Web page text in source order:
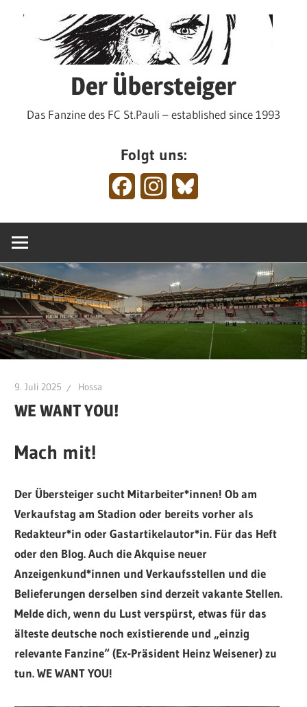
Der Übersteiger
Das Fanzine des FC St.Pauli – established since 1993
Folgt uns:
FacebookInstagram
9. Juli 2025 Hossa
WE WANT YOU!
Mach mit!
Der Übersteiger sucht Mitarbeiter*innen! Ob am
Verkaufstag am Stadion oder bereits vorher als
Redakteur*in oder Gastartikelautor*in. Für das Heft
oder den Blog. Auch die Akquise neuer
Anzeigenkund*innen undVerkaufsstellen und die
Belieferungen derselben sind derzeit vakante Stellen.
Melde dich, wenn du Lust verspürst, etwas für das
älteste deutsche noch existierende und „einzig
relevante Fanzine“ (Ex-Präsident Heinz Weisener) zu
tun. WE WANT YOU!